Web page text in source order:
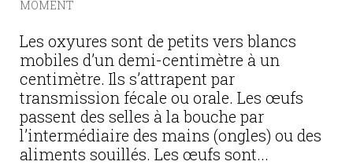
MOMENT
Les oxyures sont de petits vers blancs
mobiles d’un demi-centimètre à un
centimètre. Ils s’attrapent par
transmission fécale ou orale. Les œufs
passent des selles à la bouche par
l’intermédiaire des mains (ongles) ou des
aliments souillés. Les œufs sont...